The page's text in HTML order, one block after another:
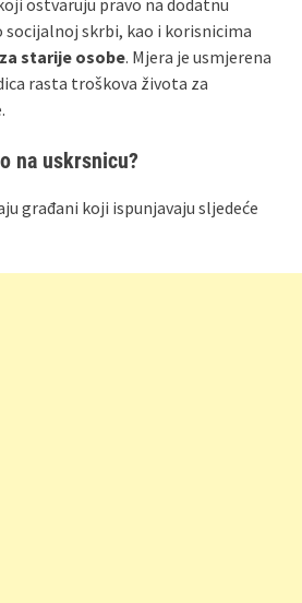
socijalnoj skrbi, kao i korisnicima
starije osobe. Mjera je usmjerena
rasta troškova života za
na uskrsnicu?
građani koji ispunjavaju sljedeće